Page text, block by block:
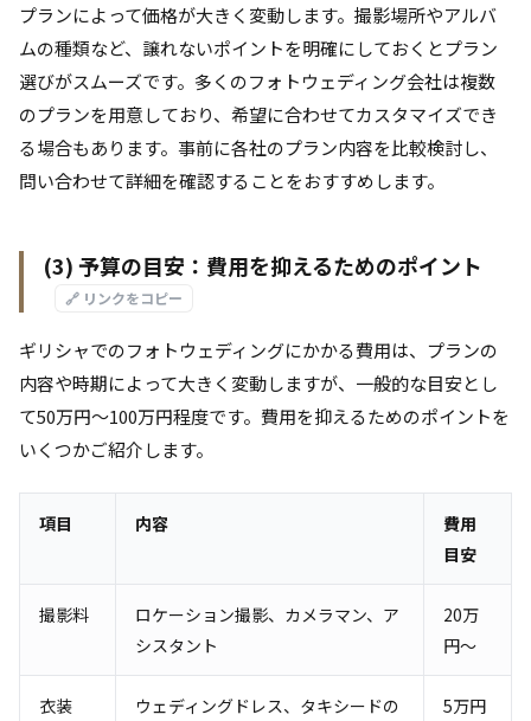
プランによって価格が大きく変動します。撮影場所やアルバ
ムの種類など、譲れないポイントを明確にしておくとプラン
選びがスムーズです。多くのフォトウェディング会社は複数
のプランを用意しており、希望に合わせてカスタマイズでき
る場合もあります。事前に各社のプラン内容を比較検討し、
問い合わせて詳細を確認することをおすすめします。
(3) 予算の目安：費用を抑えるためのポイント
🔗 リンクをコピー
ギリシャでのフォトウェディングにかかる費用は、プランの
内容や時期によって大きく変動しますが、一般的な目安とし
て50万円～100万円程度です。費用を抑えるためのポイントを
いくつかご紹介します。
項目 内容
費用
目安
撮影料
ロケーション撮影、カメラマン、ア
シスタント
20万
円～
衣装 ウェディングドレス、タキシードの 5万円